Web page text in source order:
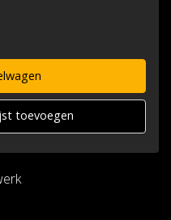
toevoegen